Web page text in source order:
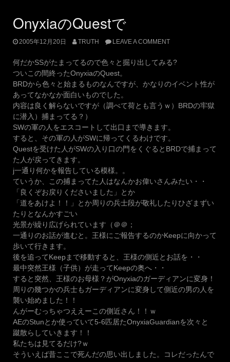
OnyxiaのQuestで
2005年12月20日 TRUTH LEAVE A COMMENT
何だかSSがたまってるので色々と掘り出してみる?
ついこの間終ったOnyxiaのQuest。
BRDから色々と始まるものなんですが、かなりのイベント性が
あってなかなか面白いものでした。
内容は良く解らないですが（調べて荷とも言うｗ）BRDの牢獄
に潜入）捕まってる？）
SWの軍の人をエスコートして出口まで導きます。
すると、その軍の人がSWに帰ってくるわけです。
Questを受けた人がSWの入り口の門をくぐるとBRDで捕まって
た人が戻ってきます。
j一通り何かを報告している模様。。
ていうか、この捕まってた人はなんかお偉いさんみたい・・
「良くぞお戻りくださいました」とか
「道をあけよ！！」とか周りの兵士段が敬礼したりひざまずい
たりとなんかすごい
光景が繰り広げられています（＠＠；
一通りのお話が進むと。王様にご報告するのかKeepに向かって
歩いて行きます。
後を追ってKeepまで移動すると、王様の側近とお話を・・
最中突然王様（子供）が走ってKeepの奥へ・・
すると突然、王様のお母様？がOnyxiaのガーディアンに変身！
周りの幾つかの兵士もガーディアンに変身して側近の男の人を
襲い始めました！！
んがーむっちゃつええーこの側近さん！！ｗ
AEのStunとか使っていて5-6匹居たOnyxiaGuardianを次々と
蹴散らしていきます！！
私たちは見てるだけ?ｗ
そういえば昔ここで死んだの思い出しました。コレだったんで